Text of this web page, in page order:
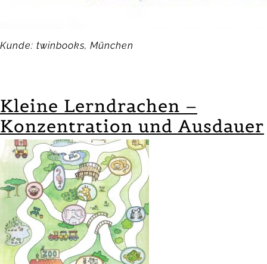
Kunde: twinbooks, München
Kleine Lerndrachen –
Konzentration und Ausdauer